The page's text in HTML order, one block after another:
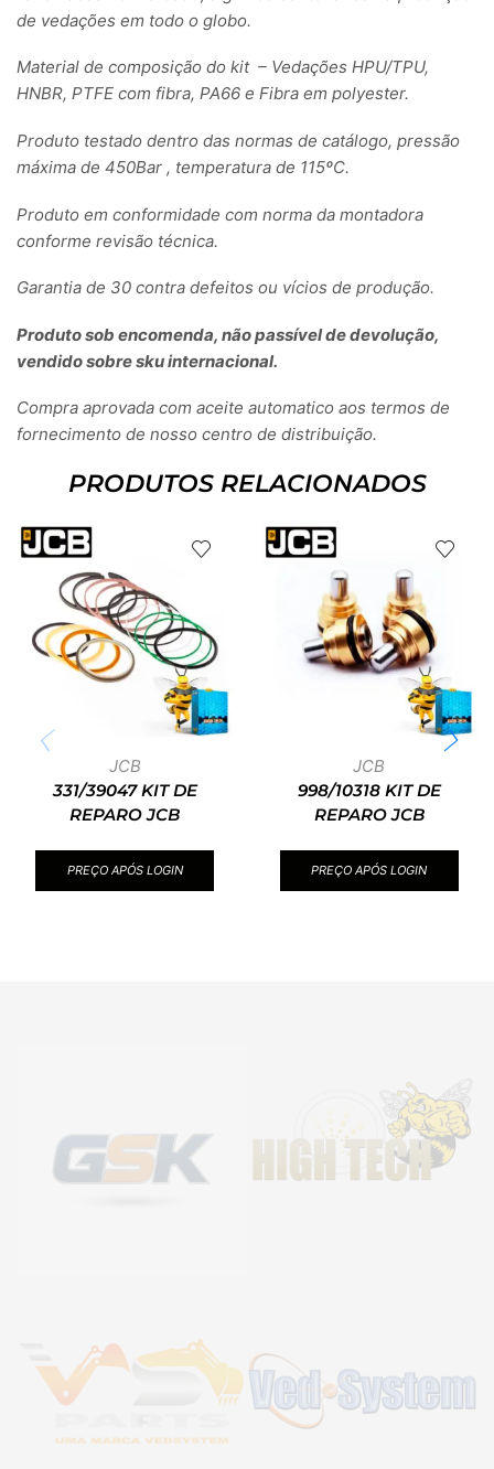
de vedações em todo o globo.
Material de composição do kit – Vedações HPU/TPU,
HNBR, PTFE com fibra, PA66 e Fibra em polyester.
Produto testado dentro das normas de catálogo, pressão
máxima de 450Bar , temperatura de 115ºC.
Produto em conformidade com norma da montadora
conforme revisão técnica.
Garantia de 30 contra defeitos ou vícios de produção.
Produto sob encomenda, não passível de devolução,
vendido sobre sku internacional.
Compra aprovada com aceite automatico aos termos de
fornecimento de nosso centro de distribuição.
PRODUTOS RELACIONADOS
JCB
331/39047 KIT DE
REPARO JCB
PREÇO APÓS LOGIN
JCB
998/10318 KIT DE
REPARO JCB
PREÇO APÓS LOGIN